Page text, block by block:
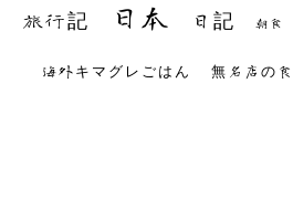
旅行記 日本 日記 朝食
海外キマグレごはん 無名店の